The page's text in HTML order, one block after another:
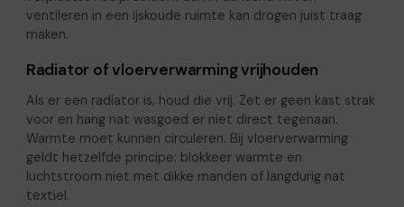
ventileren in een ijskoude ruimte kan drogen juist traag
maken.
Radiator of vloerverwarming vrijhouden
Als er een radiator is, houd die vrij. Zet er geen kast strak
voor en hang nat wasgoed er niet direct tegenaan.
Warmte moet kunnen circuleren. Bij vloerverwarming
geldt hetzelfde principe: blokkeer warmte en
luchtstroom niet met dikke manden of langdurig nat
textiel.